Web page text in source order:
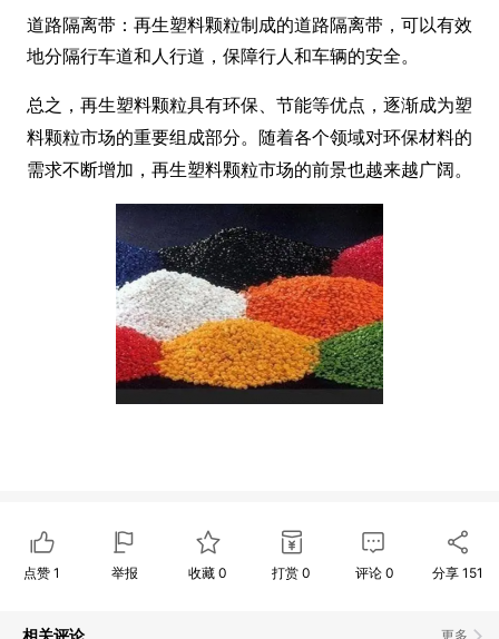
道路隔离带：再生塑料颗粒制成的道路隔离带，可以有效
地分隔行车道和人行道，保障行人和车辆的安全。
总之，再生塑料颗粒具有环保、节能等优点，逐渐成为塑
料颗粒市场的重要组成部分。随着各个领域对环保材料的
需求不断增加，再生塑料颗粒市场的前景也越来越广阔。
点赞 1 举报 收藏0 打赏 0 评论 0 分享 151
更多
相关评论